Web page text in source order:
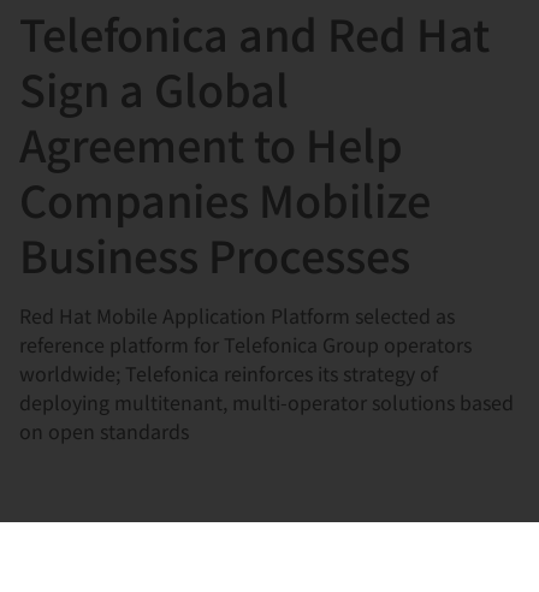
語
し
Telefonica and Red Hat
Sign a Global
Agreement to Help
Companies Mobilize
Business Processes
Red Hat Mobile Application Platform selected as
reference platform for Telefonica Group operators
worldwide; Telefonica reinforces its strategy of
deploying multitenant, multi-operator solutions based
on open standards